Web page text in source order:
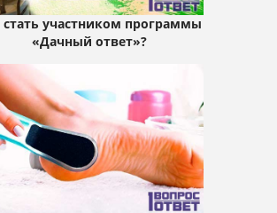
стать участником программы
«Дачный ответ»?